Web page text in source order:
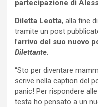
partecipazione di
Diletta Leotta, alla fine
tramite un post
l’arrivo del suo nuovo
Dilettante.
“Sto per diventare
scrive nella caption del
panic! Per rispondere
testa ho pensato a un